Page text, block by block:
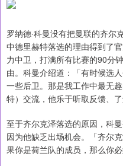
罗纳德·科曼没有把曼联的齐尔
中德里赫特落选的理由得到了
力中卫，打满所有比赛的90分
由。科曼介绍道：「有时候选
一些后卫。那是我工作中最无
特）交流，他乐于听取反馈、
至于齐尔克泽落选的原因，科
因为他缺乏出场机会。「齐尔
果你是荷兰队的成员，那么你